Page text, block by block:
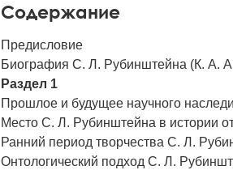
Содержание
Предисловие
Биография С. Л. Рубинштейна (К. А.
Раздел 1
Прошлое и будущее научного
Место С. Л. Рубинштейна в истории
Ранний период творчества С. Л.
Онтологический подход С. Л.